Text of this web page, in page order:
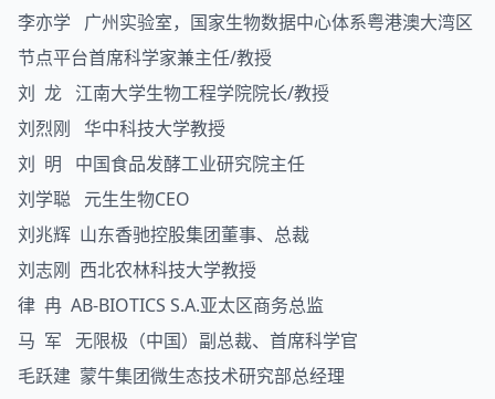
李亦学 广州实验室，国家生物数据中心体系粤港澳大湾区
节点平台首席科学家兼主任/教授
刘 龙 江南大学生物工程学院院长/教授
刘烈刚 华中科技大学教授
刘 明 中国食品发酵工业研究院主任
刘学聪 元生生物CEO
刘兆辉 山东香驰控股集团董事、总裁
刘志刚 西北农林科技大学教授
律 冉 AB-BIOTICS S.A.亚太区商务总监
马 军 无限极（中国）副总裁、首席科学官
毛跃建 蒙牛集团微生态技术研究部总经理